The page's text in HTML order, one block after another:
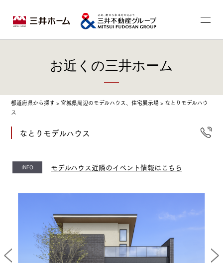
お近くの三井ホーム
都道府県から探す > 宮城県周辺のモデルハウス、住宅展示場> なとりモデルハウ
ス
なとりモデルハウス
INFO モデルハウス近隣のイベント情報はこちら